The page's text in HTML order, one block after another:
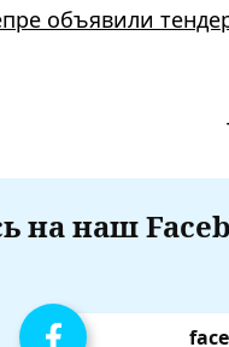
объявили
на наш